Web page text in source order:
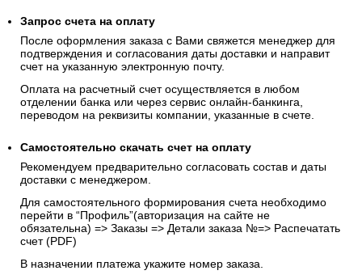
Запрос счета на оплату
После оформления заказа с Вами свяжется менеджер для
подтверждения и согласования даты доставки и направит
счет на указанную электронную почту.
Оплата на расчетный счет осуществляется в любом
отделении банка или через сервис онлайн-банкинга,
переводом на реквизиты компании, указанные в счете.
Самостоятельно скачать счет на оплату
Рекомендуем предварительно согласовать состав и даты
доставки с менеджером.
Для самостоятельного формирования счета необходимо
перейти в “Профиль”(авторизация на сайте не
обязательна) => Заказы => Детали заказа №=> Распечатать
счет (PDF)
В назначении платежа укажите номер заказа.